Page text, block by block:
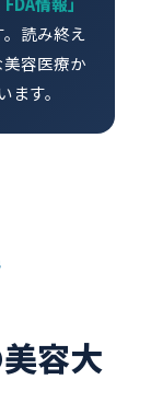
読み終え
容医療か
す。
容大